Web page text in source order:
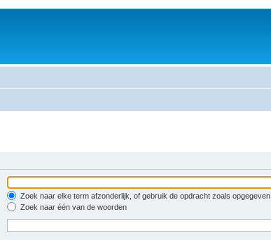
Zoek naar elke term afzonderlijk, of gebruik de opdracht zoals opgegeven
Zoek naar één van de woorden